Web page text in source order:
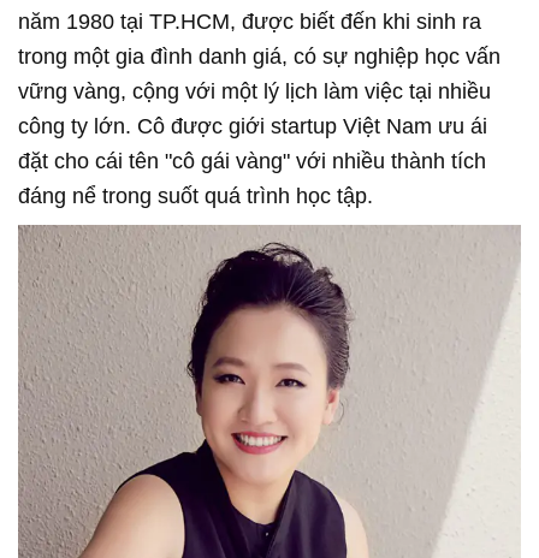
năm 1980 tại TP.HCM, được biết đến khi sinh ra
trong một gia đình danh giá, có sự nghiệp học vấn
vững vàng, cộng với một lý lịch làm việc tại nhiều
công ty lớn. Cô được giới startup Việt Nam ưu ái
đặt cho cái tên "cô gái vàng" với nhiều thành tích
đáng nể trong suốt quá trình học tập.